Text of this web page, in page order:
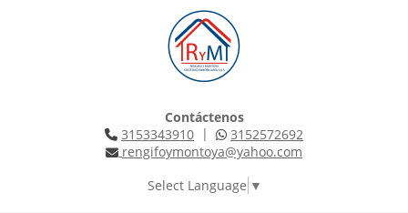
Contáctenos
3153343910 |
3152572692
rengifoymontoya@yahoo.com
Select Language ▼